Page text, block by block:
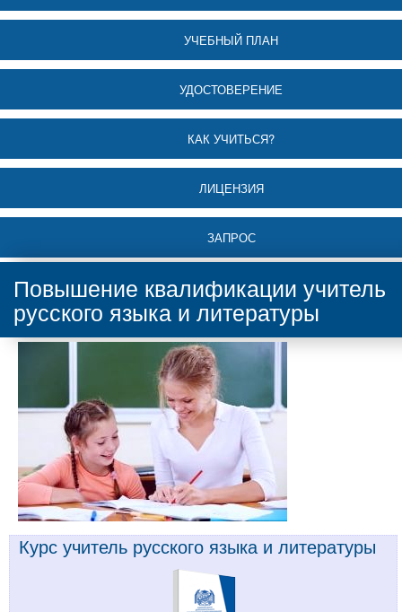
УЧЕБНЫЙ ПЛАН
УДОСТОВЕРЕНИЕ
КАК УЧИТЬСЯ?
ЛИЦЕНЗИЯ
ЗАПРОС
Повышение квалификации учитель
русского языка и литературы
Курс учитель русского языка и литературы